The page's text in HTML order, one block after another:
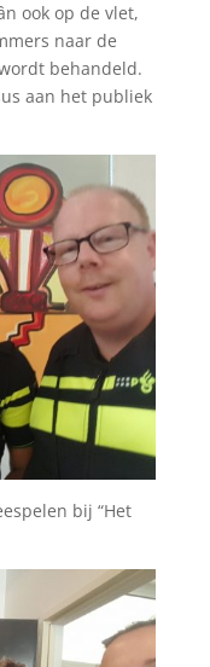
ook op de vlet,
naar de
behandeld.
aan het publiek
bij “Het